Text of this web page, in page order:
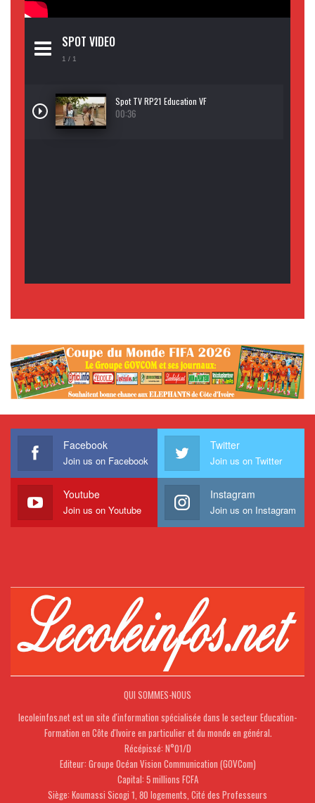
SPOT VIDEO
1 / 1
Spot TV RP21 Education VF
00:36
Facebook
Join us on Facebook
Twitter
Join us on Twitter
Youtube
Join us on Youtube
Instagram
Join us on Instagram
QUI SOMMES-NOUS
lecoleinfos.net est un site d'information spécialisée dans le secteur Education-
Formation en Côte d'Ivoire en particulier et du monde en général.
Récépissé: N°01/D
Editeur: Groupe Océan Vision Communication (GOVCom)
Capital: 5 millions FCFA
Siège: Koumassi Sicogi 1, 80 logements, Cité des Professeurs